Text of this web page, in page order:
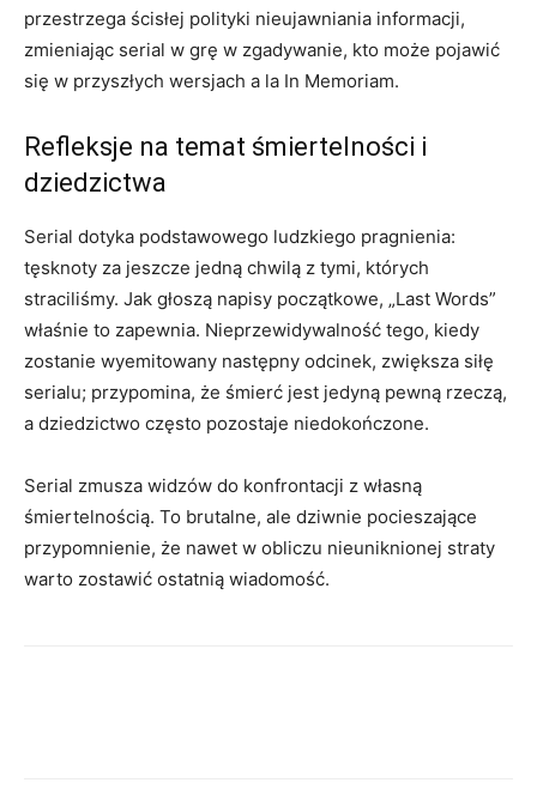
przestrzega ścisłej polityki nieujawniania informacji,
zmieniając serial w grę w zgadywanie, kto może pojawić
się w przyszłych wersjach a la In Memoriam.
Refleksje na temat śmiertelności i
dziedzictwa
Serial dotyka podstawowego ludzkiego pragnienia:
tęsknoty za jeszcze jedną chwilą z tymi, których
straciliśmy. Jak głoszą napisy początkowe, „Last Words”
właśnie to zapewnia. Nieprzewidywalność tego, kiedy
zostanie wyemitowany następny odcinek, zwiększa siłę
serialu; przypomina, że ​​śmierć jest jedyną pewną rzeczą,
a dziedzictwo często pozostaje niedokończone.
Serial zmusza widzów do konfrontacji z własną
śmiertelnością. To brutalne, ale dziwnie pocieszające
przypomnienie, że nawet w obliczu nieuniknionej straty
warto zostawić ostatnią wiadomość.